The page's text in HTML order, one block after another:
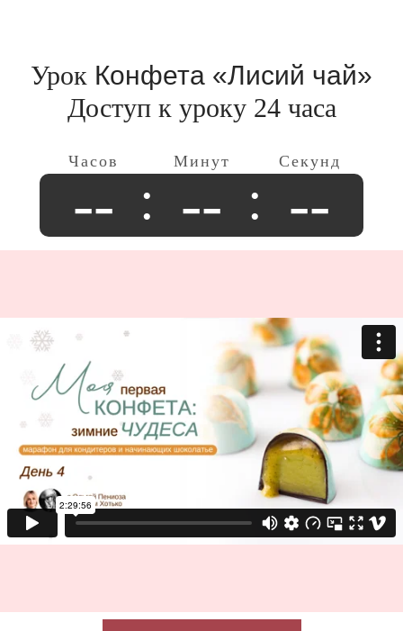
Урок Конфета «Лисий чай»
Доступ к уроку 24 часа
-- -- --